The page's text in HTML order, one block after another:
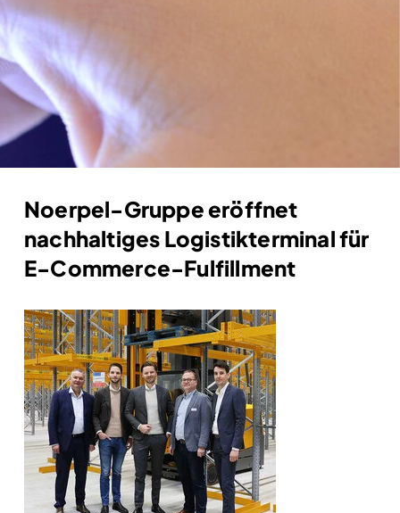
Noerpel-Gruppe eröffnet
nachhaltiges Logistikterminal für
E-Commerce-Fulfillment